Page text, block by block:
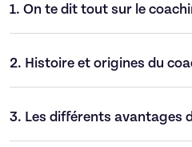
1. On te dit tout sur le
2. Histoire et origines du
3. Les différents avantages